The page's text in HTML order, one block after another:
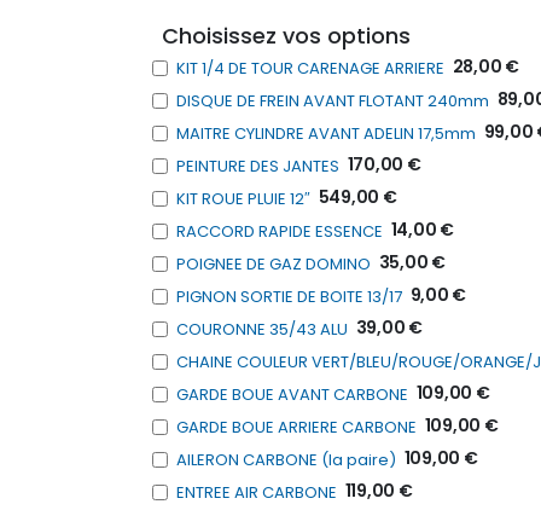
Choisissez vos options
KIT 1/4 DE TOUR CARENAGE ARRIERE 28,00 €
DISQUE DE FREIN AVANT FLOTANT 240mm
MAITRE CYLINDRE AVANT ADELIN 17,5mm 99,00
PEINTURE DES JANTES 170,00 €
KIT ROUE PLUIE 12″ 549,00 €
RACCORD RAPIDE ESSENCE 14,00 €
POIGNEE DE GAZ DOMINO 35,00 €
PIGNON SORTIE DE BOITE 13/17 9,00 €
COURONNE 35/43 ALU 39,00 €
CHAINE COULEUR VERT/BLEU/ROUGE/ORANGE/
GARDE BOUE AVANT CARBONE 109,00 €
GARDE BOUE ARRIERE CARBONE 109,00 €
AILERON CARBONE (la paire) 109,00 €
ENTREE AIR CARBONE 119,00 €